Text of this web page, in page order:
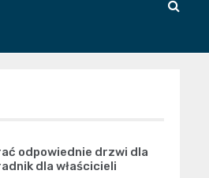
odpowiednie drzwi dla
dla właścicieli